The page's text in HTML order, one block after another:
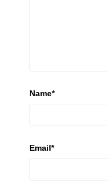
Name*
Email*